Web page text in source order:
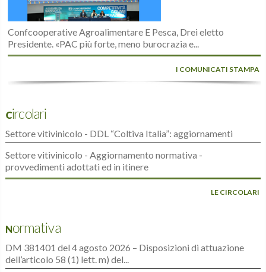
Confcooperative Agroalimentare E Pesca, Drei eletto
Presidente. «PAC più forte, meno burocrazia e...
I COMUNICATI STAMPA
Circolari
Settore vitivinicolo - DDL “Coltiva Italia”: aggiornamenti
Settore vitivinicolo - Aggiornamento normativa -
provvedimenti adottati ed in itinere
LE CIRCOLARI
Normativa
DM 381401 del 4 agosto 2026 – Disposizioni di attuazione
dell’articolo 58 (1) lett. m) del...